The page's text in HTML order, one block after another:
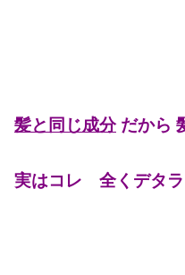
髪と同じ成分だから
実はコレ 全くデタラ